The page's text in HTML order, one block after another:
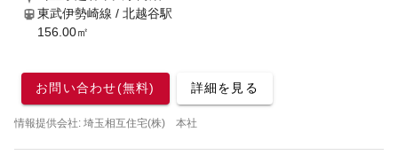
東武伊勢崎線 / 北越谷駅
156.00㎡
お問い合わせ(無料) 詳細を見る
情報提供会社: 埼玉相互住宅(株) 本社